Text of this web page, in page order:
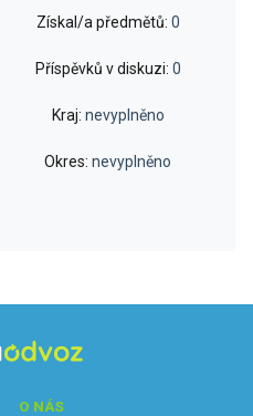
Získal/a předmětů: 0
Příspěvků v diskuzi: 0
Kraj: nevyplněno
Okres: nevyplněno
O NÁS